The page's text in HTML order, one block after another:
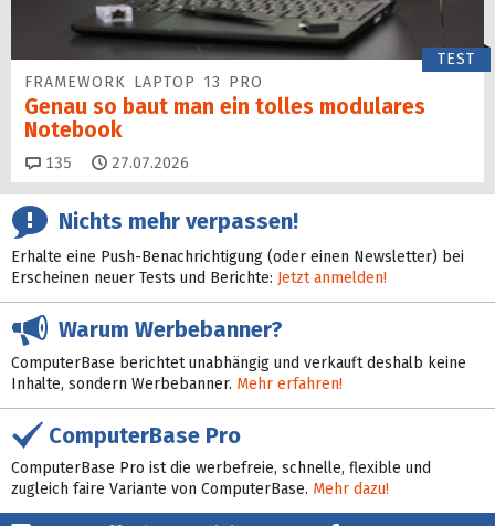
TEST
FRAMEWORK LAPTOP 13 PRO
Genau so baut man ein tolles modulares
Notebook
135 Kommentare
27.07.2026
Nichts mehr verpassen!
Erhalte eine Push-Benachrichtigung (oder einen Newsletter) bei
Erscheinen neuer Tests und Berichte: Jetzt anmelden!
Warum Werbebanner?
ComputerBase berichtet unabhängig und verkauft deshalb keine
Inhalte, sondern Werbebanner. Mehr erfahren!
ComputerBase Pro
ComputerBase Pro ist die werbefreie, schnelle, flexible und
zugleich faire Variante von ComputerBase. Mehr dazu!